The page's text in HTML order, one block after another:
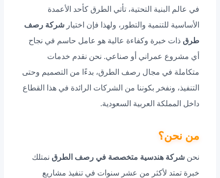
في عالم البنية التحتية، تأتي الطرق كأحد الأعمدة
الأساسية للتنمية والتطور، ولهذا فإن اختيار شركة رصف
طرق ذات خبرة وكفاءة عالية هو عامل حاسم في نجاح
أي مشروع عمراني أو صناعي. نحن نقدم خدمات
متكاملة في مجال رصف الطرق، بدءًا من التصميم وحتى
التنفيذ، ونفخر بكوننا من الشركات الرائدة في هذا القطاع
داخل المملكة العربية السعودية.
من نحن؟
نحن شركة هندسية متخصصة في رصف الطرق نمتلك
خبرة تمتد لأكثر من عشر سنوات في تنفيذ مشاريع